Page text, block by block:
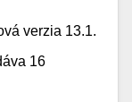
verzia 13.1.
16